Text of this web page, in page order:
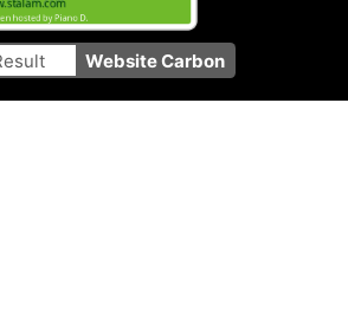
Website Carbon